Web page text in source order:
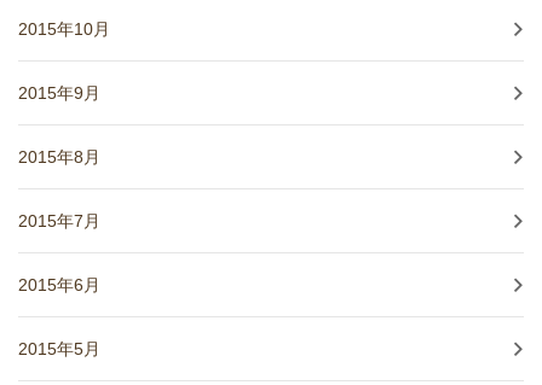
2015年10月
2015年9月
2015年8月
2015年7月
2015年6月
2015年5月